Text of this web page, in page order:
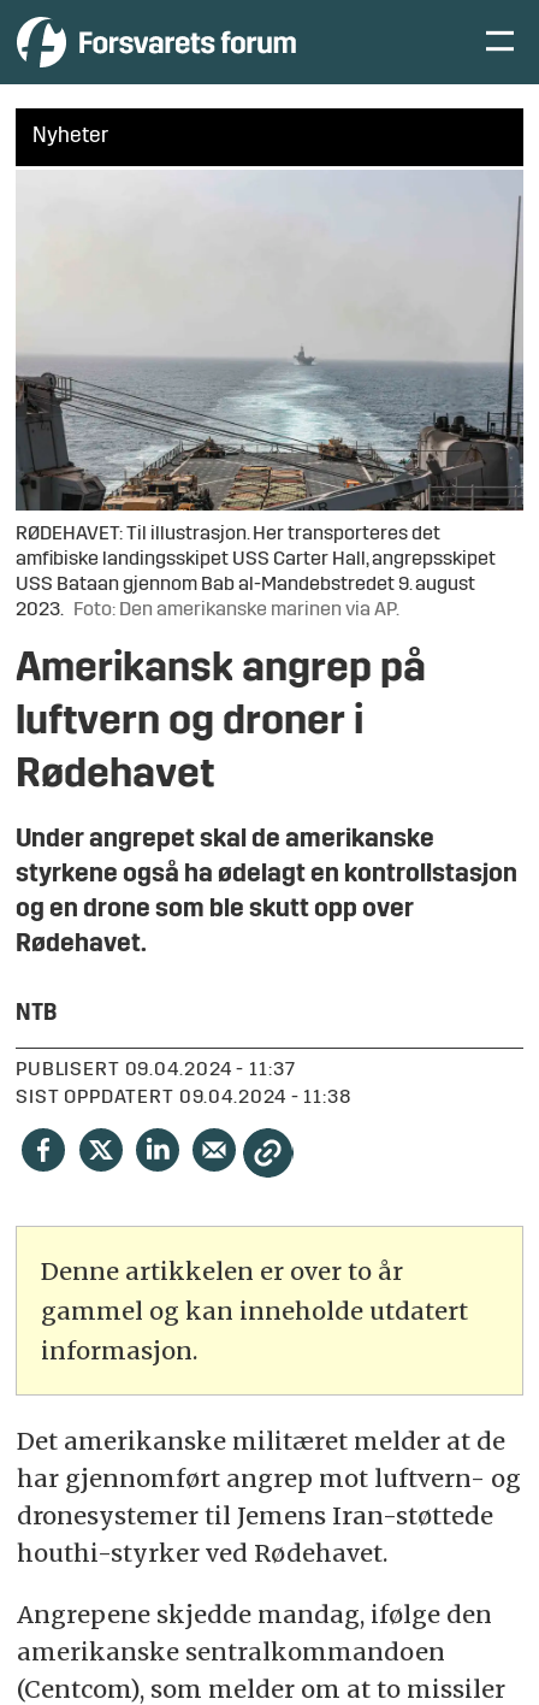
Nyheter
RØDEHAVET: Til illustrasjon. Her transporteres det
amfibiske landingsskipet USS Carter Hall, angrepsskipet
USS Bataan gjennom Bab al-Mandebstredet 9. august
2023.
Foto: Den amerikanske marinen via AP.
Amerikansk angrep på
luftvern og droner i
Rødehavet
Under angrepet skal de amerikanske
styrkene også ha ødelagt en kontrollstasjon
og en drone som ble skutt opp over
Rødehavet.
NTB
PUBLISERT
09.04.2024 - 11:37
SIST OPPDATERT
09.04.2024 - 11:38
Denne artikkelen er over to år
gammel og kan inneholde utdatert
informasjon.
Det amerikanske militæret melder at de
har gjennomført angrep mot luftvern- og
dronesystemer til Jemens Iran-støttede
houthi-styrker ved Rødehavet.
Angrepene skjedde mandag, ifølge den
amerikanske sentralkommandoen
(Centcom), som melder om at to missiler